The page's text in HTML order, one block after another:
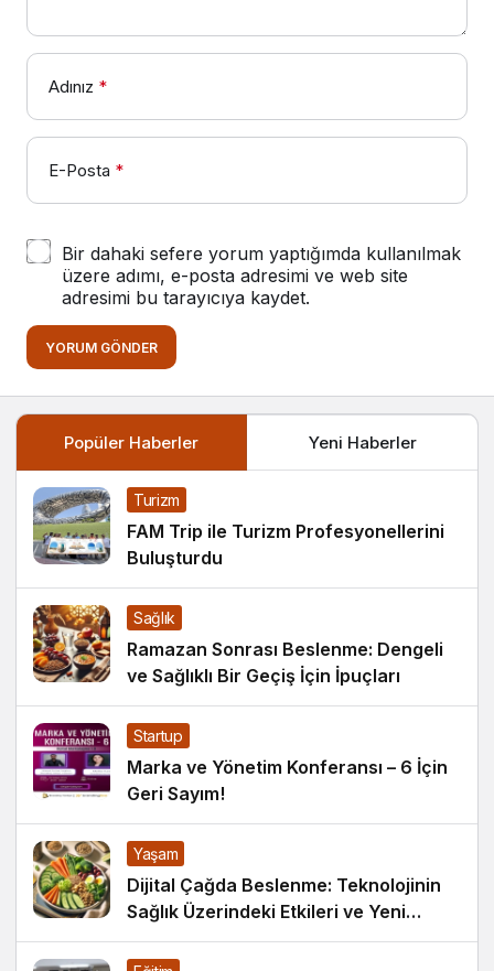
Adınız *
E-Posta *
Bir dahaki sefere yorum yaptığımda kullanılmak
üzere adımı, e-posta adresimi ve web site
adresimi bu tarayıcıya kaydet.
YORUM GÖNDER
Popüler Haberler Yeni Haberler
Turizm
FAM Trip ile Turizm Profesyonellerini
Buluşturdu
Sağlık
Ramazan Sonrası Beslenme: Dengeli
ve Sağlıklı Bir Geçiş İçin İpuçları
Startup
Marka ve Yönetim Konferansı – 6 İçin
Geri Sayım!
Yaşam
Dijital Çağda Beslenme: Teknolojinin
Sağlık Üzerindeki Etkileri ve Yeni
Alışkanlıklar